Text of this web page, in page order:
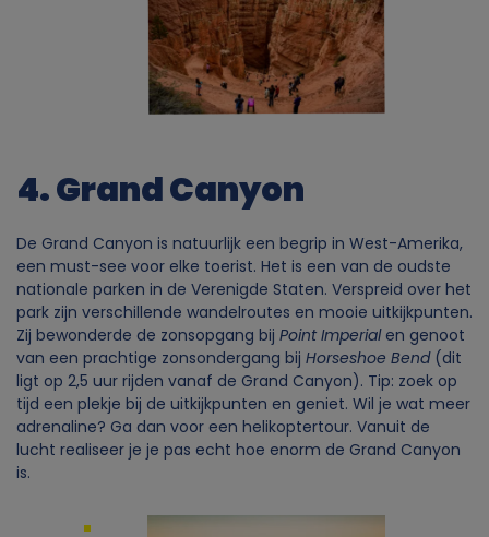
4. Grand Canyon
De Grand Canyon is natuurlijk een begrip in West-Amerika,
een must-see voor elke toerist. Het is een van de oudste
nationale parken in de Verenigde Staten. Verspreid over het
park zijn verschillende wandelroutes en mooie uitkijkpunten.
Zij bewonderde de zonsopgang bij Point Imperialen genoot
van een prachtige zonsondergang bij Horseshoe Bend(dit
ligt op 2,5 uur rijden vanaf de Grand Canyon). Tip: zoek op
tijd een plekje bij de uitkijkpunten en geniet. Wil je wat meer
adrenaline? Ga dan voor een helikoptertour. Vanuit de
lucht realiseer je je pas echt hoe enorm de Grand Canyon
is.
Image